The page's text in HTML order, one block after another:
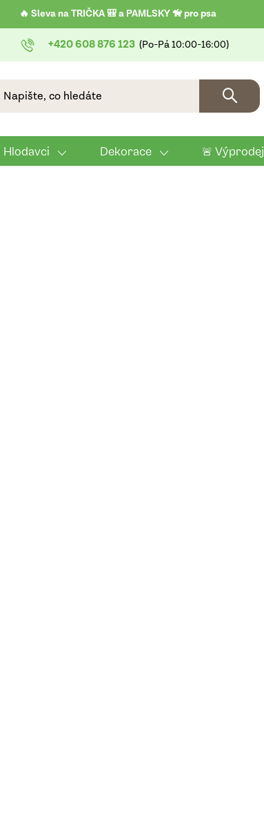
🔥 Sleva na TRIČKA 🎒 a PAMLSKY 🦮 pro psa
+420 608 876 123
Hlodavci Dekorace 🚨 Výprodej